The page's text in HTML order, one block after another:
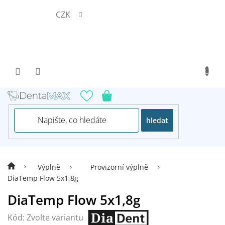
CZK
hledat
Výplně
Provizorní výplně
DiaTemp Flow 5x1,8g
DiaTemp Flow 5x1,8g
Kód: Zvolte variantu